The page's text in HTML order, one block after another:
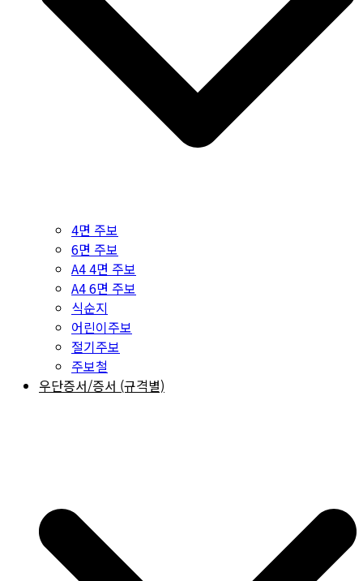
4면 주보
6면 주보
A4 4면 주보
A4 6면 주보
식순지
어린이주보
절기주보
주보철
우단증서/증서 (규격별)